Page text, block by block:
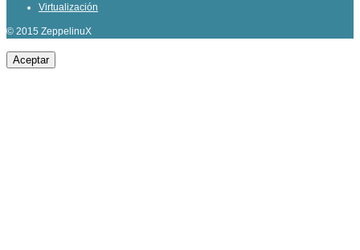
Virtualización
© 2015 ZeppelinuX
Aceptar